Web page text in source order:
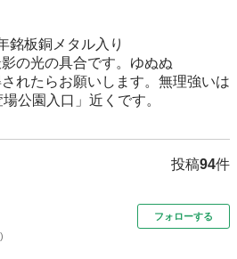
銘板銅メタル入り
の光の具合です。ゆぬぬ
れたらお願いします。無理強いは
公園入口」近くです。
投稿94件
)
フォローする